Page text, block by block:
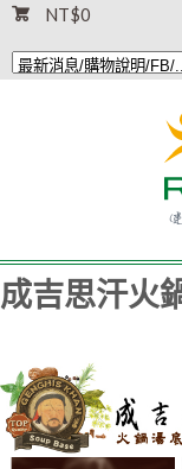
NT$0
成吉思汗火